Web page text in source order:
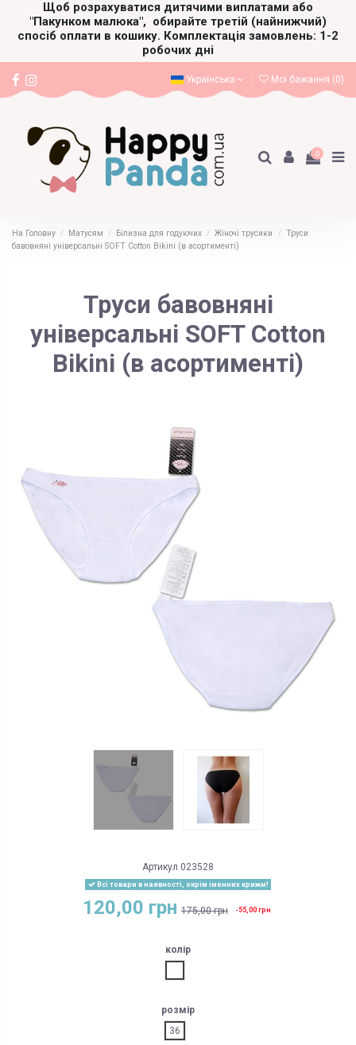
Щоб розрахуватися дитячими виплатами або
"Пакунком малюка", обирайте третій (найнижчий)
спосіб оплати в кошику. Комплектація замовлень: 1-2
робочих дні
Українська Мої бажання (0)
0
На Головну Матусям Білизна для годуючих Жіночі трусики
Труси
бавовняні універсальні SOFT Cotton Bikini (в асортименті)
Труси бавовняні
універсальні SOFT Cotton
Bikini (в асортименті)
Артикул 023528
Всі товари в наявності, окрім іменних крижм!
120,00 грн 175,00 грн -55,00 грн
колір
розмір
36